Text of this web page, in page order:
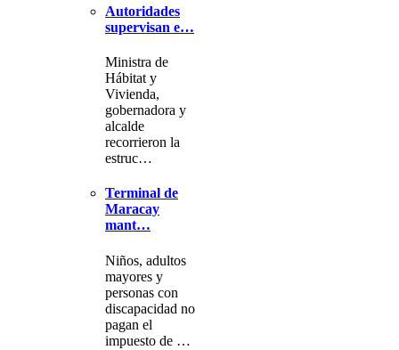
Autoridades
supervisan e…
Ministra de
Hábitat y
Vivienda,
gobernadora y
alcalde
recorrieron la
estruc…
Terminal de
Maracay
mant…
Niños, adultos
mayores y
personas con
discapacidad no
pagan el
impuesto de …